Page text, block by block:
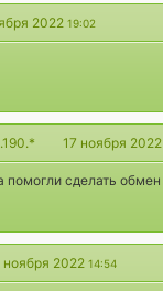
2022 19:02
17 ноября 2022
помогли сделать обмен
ноября 2022 14:54